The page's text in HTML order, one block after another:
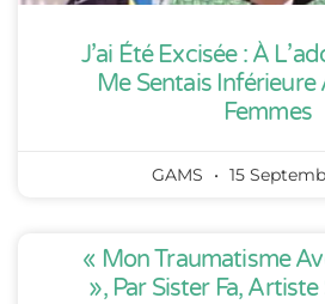
J’ai Été Excisée : À
Me Sentais
Femmes
GAMS 15
« Mon Traumatisme
», Par Sister Fa,